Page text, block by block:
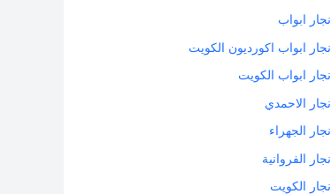
نجار ابواب
نجار ابواب اكورديون الكويت
نجار ابواب الكويت
نجار الاحمدي
نجار الجهراء
نجار الفروانية
نجار الكويت